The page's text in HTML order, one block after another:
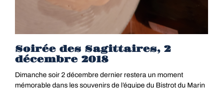
Soirée des Sagittaires, 2
décembre 2018
Dimanche soir 2 décembre dernier restera un moment
mémorable dans les souvenirs de l’équipe du Bistrot du Marin